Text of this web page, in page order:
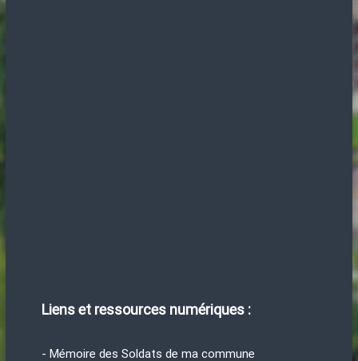
Liens et ressources numériques :
- Mémoire des Soldats de ma commune